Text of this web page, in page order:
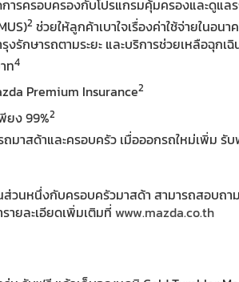
ารครอบครองกับโปรแกรมคุ้มครองและดูแล
2 ช่วยให้ลูกค้าเบาใจเรื่องค่าใช้จ่ายในอ
รักษารถตามระยะ และบริการช่วยเหลือฉุกเ
ท4
Premium Insurance2
ยง 99%2
ถมาสด้าและครอบครัว เมื่อออกรถใหม่เพิ่ม รั
ส่วนหนึ่งกับครอบครัวมาสด้า สามารถสอบถา
ายละเอียดเพิ่มเติมที่ www.mazda.co.th